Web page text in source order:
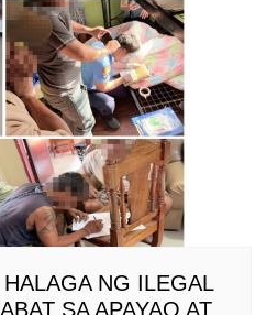
NG ILEGAL
SA APAYAO AT